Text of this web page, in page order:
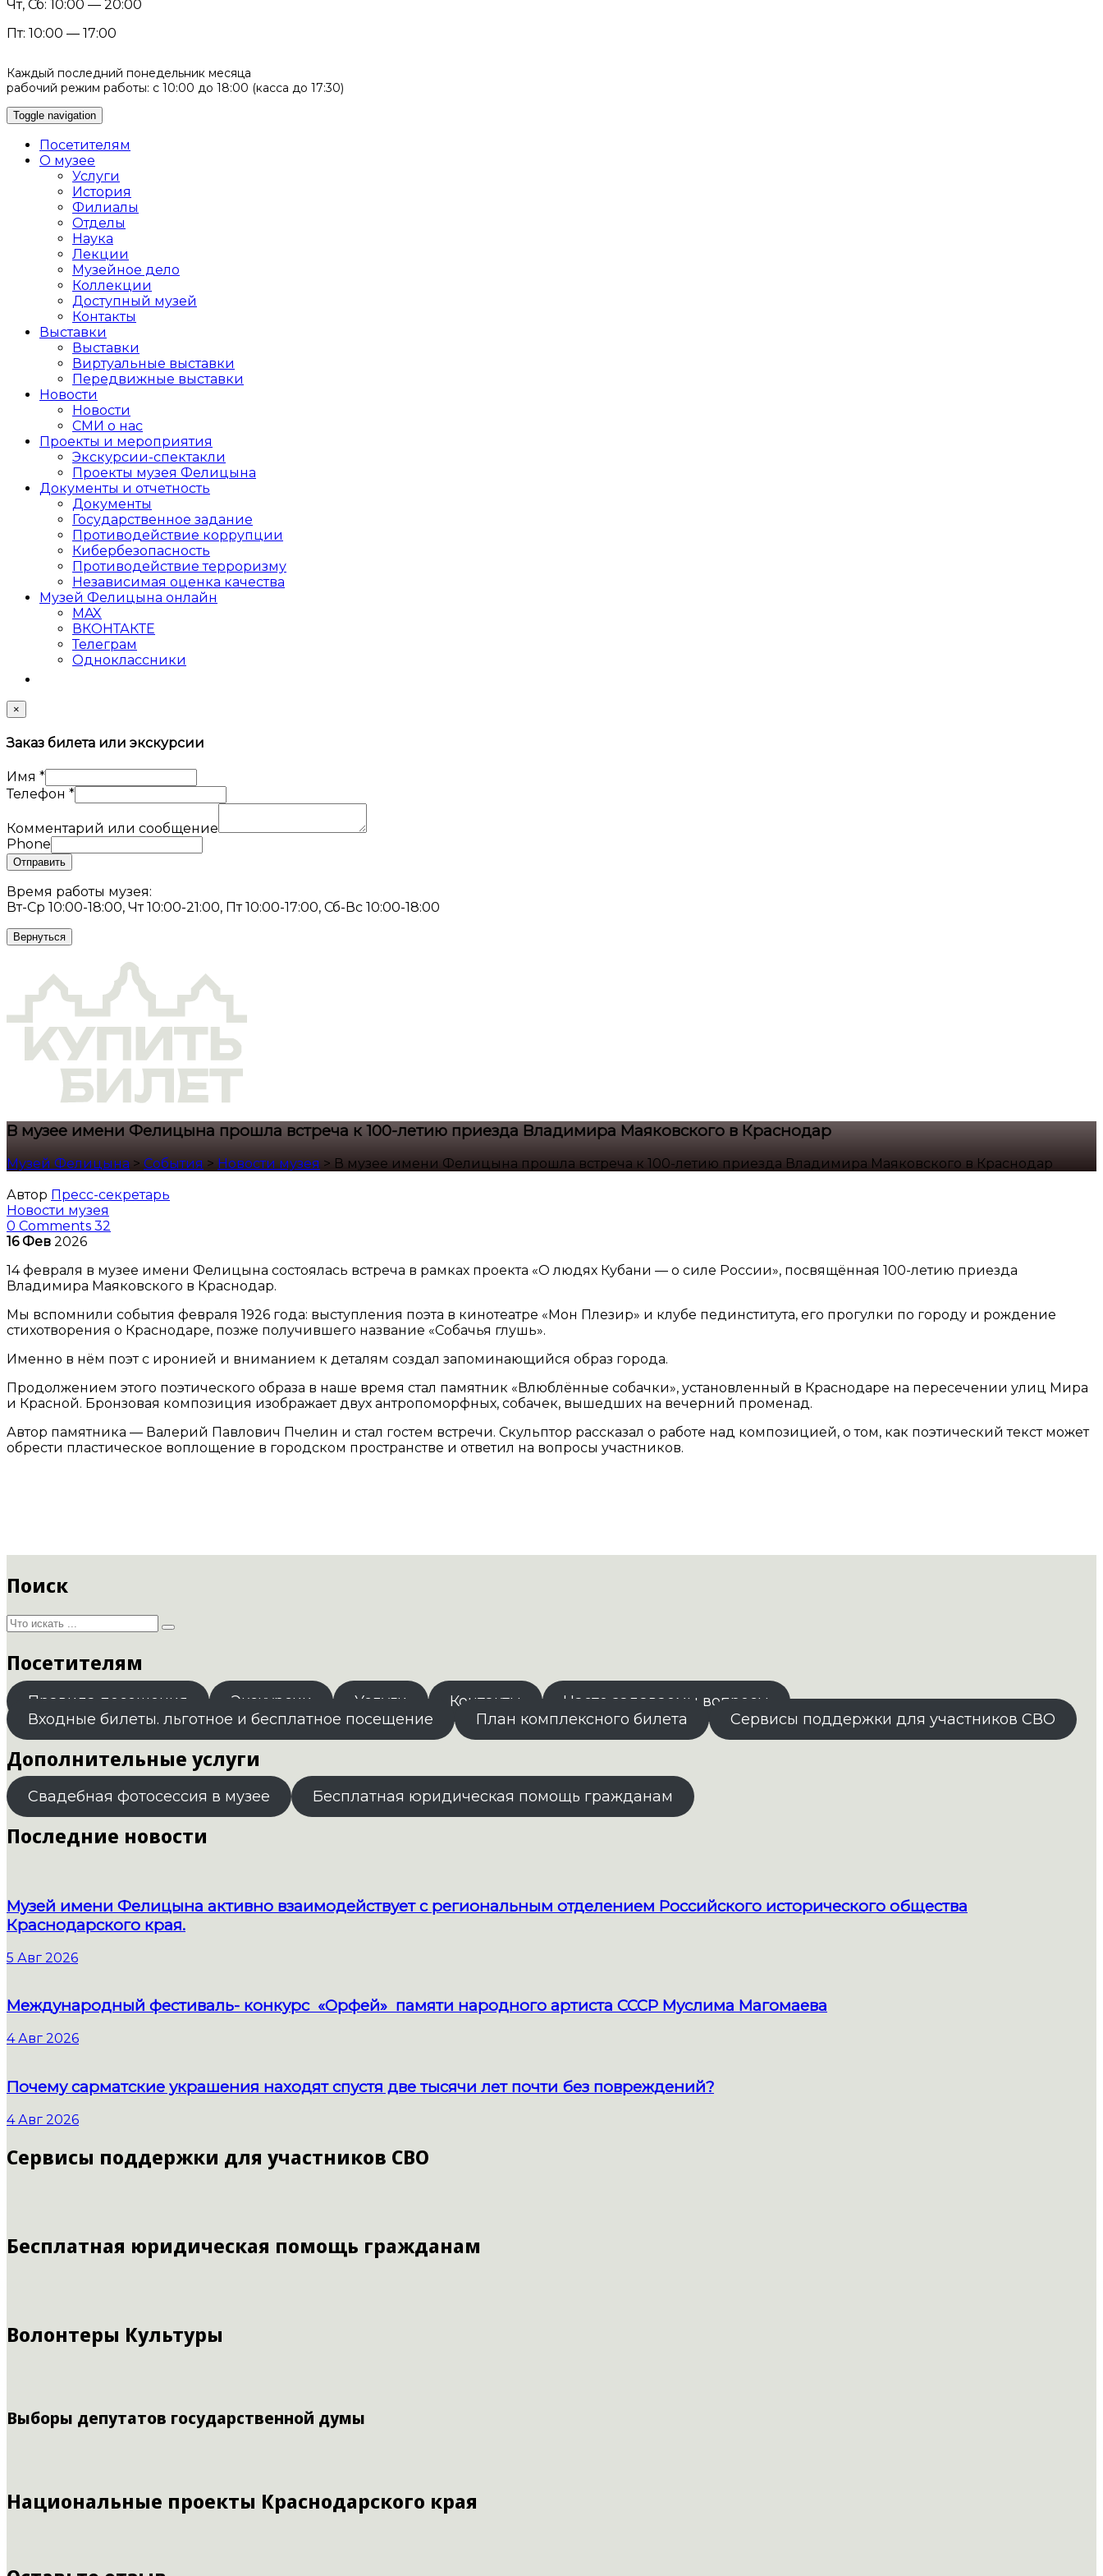
Чт, Сб: 10:00 — 20:00
Пт: 10:00 — 17:00
Каждый последний понедельник месяца
рабочий режим работы: с 10:00 до 18:00 (касса до 17:30)
Toggle navigation
Посетителям
О музее
Услуги
История
Филиалы
Отделы
Наука
Лекции
Музейное дело
Коллекции
Доступный музей
Контакты
Выставки
Выставки
Виртуальные выставки
Передвижные выставки
Новости
Новости
СМИ о нас
Проекты и мероприятия
Экскурсии-спектакли
Проекты музея Фелицына
Документы и отчетность
Документы
Государственное задание
Противодействие коррупции
Кибер­безопасность
Противодействие терроризму
Независимая оценка качества
Музей Фелицына онлайн
MAX
ВКОНТАКТЕ
Телеграм
Одноклассники
×
Заказ билета или экскурсии
Имя *
Телефон *
Комментарий или сообщение
Phone
Отправить
Время работы музея:
Вт-Ср 10:00-18:00, Чт 10:00-21:00, Пт 10:00-17:00, Сб-Вс 10:00-18:00
Вернуться
В музее имени Фелицына прошла встреча к 100-летию приезда Владимира Маяковского в Краснодар
Музей Фелицына > События > Новости музея > В музее имени Фелицына прошла встреча к 100-летию приезда Владимира Маяковского в Краснодар
Автор Пресс-секретарь
Новости музея
0 Comments 32
16 Фев 2026
14 февраля в музее имени Фелицына состоялась встреча в рамках проекта «О людях Кубани — о силе России», посвящённая 100-летию приезда
Владимира Маяковского в Краснодар.
Мы вспомнили события февраля 1926 года: выступления поэта в кинотеатре «Мон Плезир» и клубе пединститута, его прогулки по городу и рождение
стихотворения о Краснодаре, позже получившего название «Собачья глушь».
Именно в нём поэт с иронией и вниманием к деталям создал запоминающийся образ города.
Продолжением этого поэтического образа в наше время стал памятник «Влюблённые собачки», установленный в Краснодаре на пересечении улиц Мира
и Красной. Бронзовая композиция изображает двух антропоморфных, собачек, вышедших на вечерний променад.
Автор памятника — Валерий Павлович Пчелин и стал гостем встречи. Скульптор рассказал о работе над композицией, о том, как поэтический текст может
обрести пластическое воплощение в городском пространстве и ответил на вопросы участников.
Поиск
Посетителям
Правила посещения Экскурсии Услуги Контакты
Часто задаваемы вопросы
Входные билеты. льготное и бесплатное посещение
План комплексного билета Сервисы поддержки для участников СВО
Дополнительные услуги
Свадебная фотосессия в музее Бесплатная юридическая помощь гражданам
Последние новости
Музей имени Фелицына активно взаимодействует с региональным отделением Российского исторического общества
Краснодарского края.
5 Авг 2026
Международный фестиваль- конкурс «Орфей» памяти народного артиста СССР Муслима Магомаева
4 Авг 2026
Почему сарматские украшения находят спустя две тысячи лет почти без повреждений?
4 Авг 2026
Сервисы поддержки для участников СВО
Бесплатная юридическая помощь гражданам
Волонтеры Культуры
Выборы депутатов государственной думы
Национальные проекты Краснодарского края